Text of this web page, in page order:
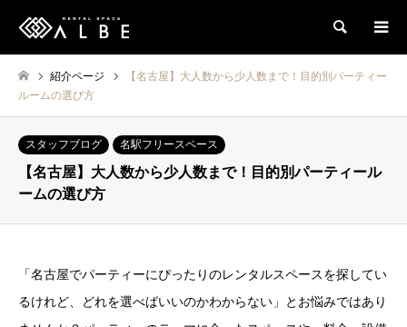
検索
紹介ページ
【名古屋】大人数から少人数まで！目的別パーティー
ルームの選び方
スタッフブログ 名駅フリースペース
【名古屋】大人数から少人数まで！目的別パーティール
ームの選び方
「名古屋でパーティーにぴったりのレンタルスペースを探してい
るけれど、どれを選べばいいのかわからない」とお悩みではあり